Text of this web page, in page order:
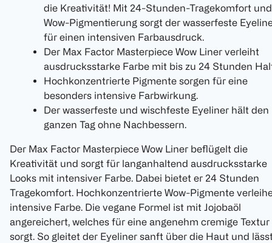
die Kreativität! Mit 24-Stunden-Tragekomfort und
Wow-Pigmentierung sorgt der wasserfeste
für einen intensiven Farbausdruck.
Der Max Factor Masterpiece Wow Liner verleiht
ausdrucksstarke Farbe mit bis zu 24 Stunden
Hochkonzentrierte Pigmente sorgen für eine
besonders intensive Farbwirkung.
Der wasserfeste und wischfeste Eyeliner hält den
ganzen Tag ohne Nachbessern.
Der Max Factor Masterpiece Wow Liner beflügelt die
Kreativität und sorgt für langanhaltend ausdrucksstarke
Looks mit intensiver Farbe. Dabei bietet er 24 Stunden
Tragekomfort. Hochkonzentrierte Wow-Pigmente
intensive Farbe. Die vegane Formel ist mit Jojobaöl
angereichert, welches für eine angenehm cremige Textur
sorgt. So gleitet der Eyeliner sanft über die Haut und